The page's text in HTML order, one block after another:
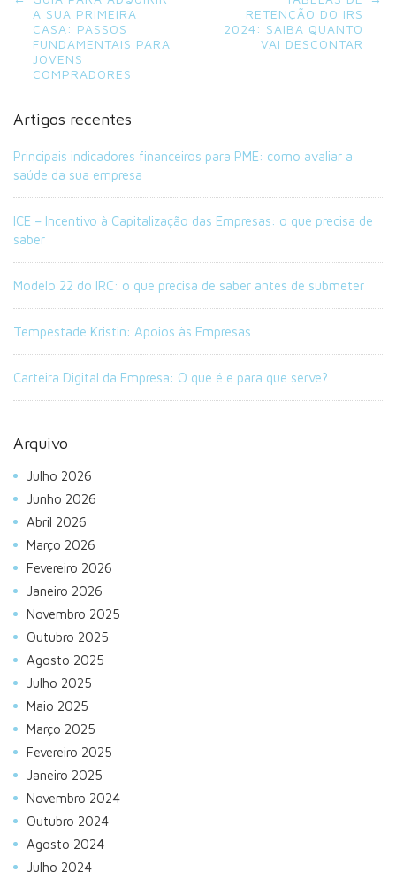
navigation
A SUA PRIMEIRA
CASA: PASSOS
FUNDAMENTAIS PARA
JOVENS
COMPRADORES
RETENÇÃO DO IRS
2024: SAIBA QUANTO
VAI DESCONTAR
Artigos recentes
Principais indicadores financeiros para PME: como avaliar a
saúde da sua empresa
ICE – Incentivo à Capitalização das Empresas: o que precisa de
saber
Modelo 22 do IRC: o que precisa de saber antes de submeter
Tempestade Kristin: Apoios às Empresas
Carteira Digital da Empresa: O que é e para que serve?
Arquivo
Julho 2026
Junho 2026
Abril 2026
Março 2026
Fevereiro 2026
Janeiro 2026
Novembro 2025
Outubro 2025
Agosto 2025
Julho 2025
Maio 2025
Março 2025
Fevereiro 2025
Janeiro 2025
Novembro 2024
Outubro 2024
Agosto 2024
Julho 2024